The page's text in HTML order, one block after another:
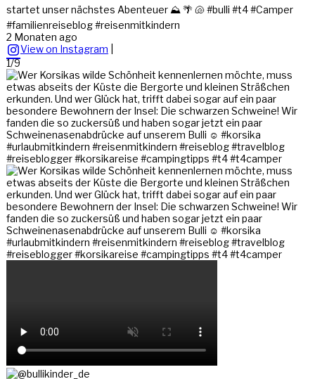
startet unser nächstes Abenteuer ⛰️ 🌴 🐚 #bulli #t4 #Camper
#familienreiseblog #reisenmitkindern
2 Monaten ago
View on Instagram
1/9